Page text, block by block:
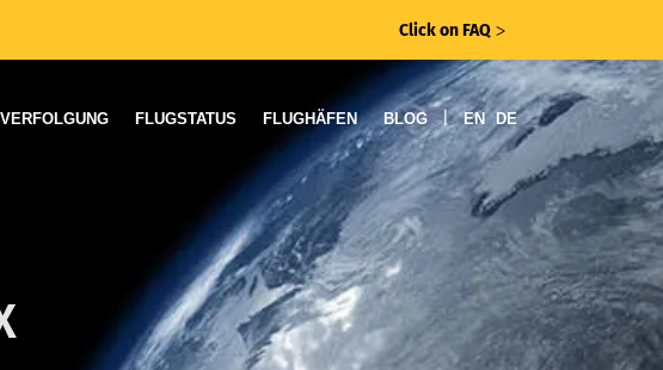
Click on FAQ ᐳ
FLUGSTATUS FLUGHÄFEN BLOG | EN DE